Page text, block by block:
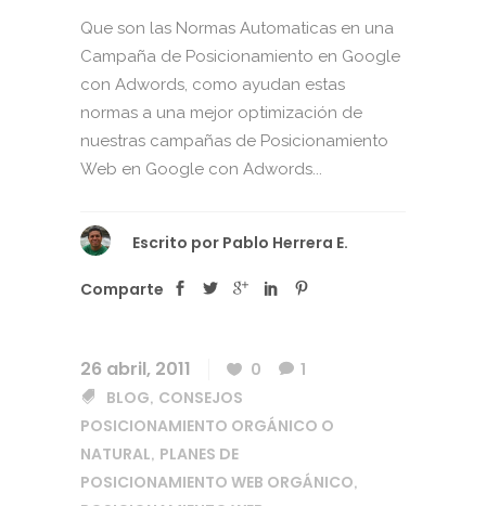
Que son las Normas Automaticas en una
Campaña de Posicionamiento en Google
con Adwords, como ayudan estas
normas a una mejor optimización de
nuestras campañas de Posicionamiento
Web en Google con Adwords...
Escrito por Pablo Herrera E.
Comparte
26 abril, 2011 0
1
BLOG, CONSEJOS
POSICIONAMIENTO ORGÁNICO O
NATURAL, PLANES DE
POSICIONAMIENTO WEB ORGÁNICO,